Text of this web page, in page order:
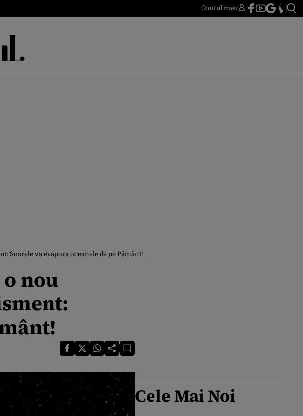
Contul meu
Soarele va evapora oceanele de pe Pământ!
nou
Cele Mai Noi